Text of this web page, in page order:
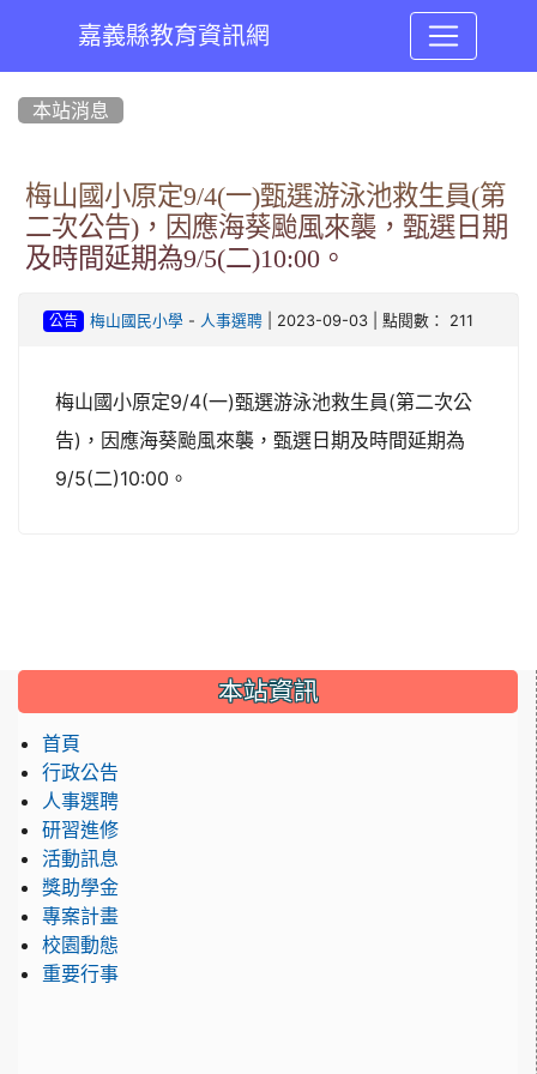
嘉義縣教育資訊網
本站消息
梅山國小原定9/4(一)甄選游泳池救生員(第
二次公告)，因應海葵颱風來襲，甄選日期
及時間延期為9/5(二)10:00。
公告 梅山國民小學- 人事選聘| 2023-09-03 | 點閱數： 211
梅山國小原定9/4(一)甄選游泳池救生員(第二次公
告)，因應海葵颱風來襲，甄選日期及時間延期為
9/5(二)10:00。
::: 本站資訊
首頁
行政公告
人事選聘
研習進修
活動訊息
獎助學金
專案計畫
校園動態
重要行事